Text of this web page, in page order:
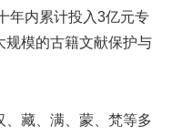
年内累计投入3亿元专
规模的古籍文献保护与
藏、满、蒙、梵等多